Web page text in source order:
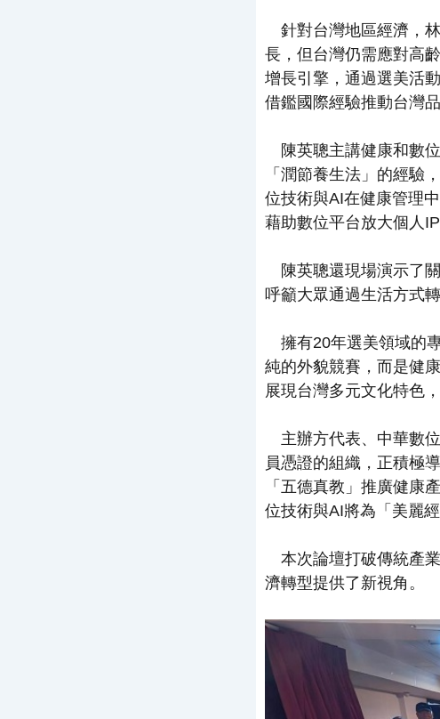
針對台灣地區經濟，
長，但台灣仍需應對高
增長引擎，通過選美活
借鑑國際經驗推動台灣
陳英聰主講健康和數
「潤節養生法」的經驗
位技術與AI在健康管理
藉助數位平台放大個人
陳英聰還現場演示了
呼籲大眾通過生活方式
擁有20年選美領域的
純的外貌競賽，而是健
展現台灣多元文化特色
主辦方代表、中華數
員憑證的組織，正積極
「五德真教」推廣健康
位技術與AI將為「美麗
本次論壇打破傳統產
濟轉型提供了新視角。